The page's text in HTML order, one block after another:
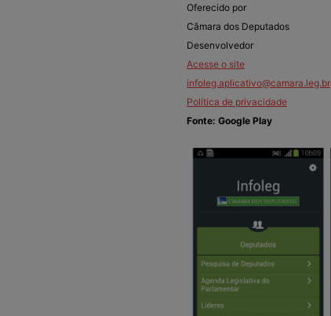
Oferecido por
Câmara dos Deputados
Desenvolvedor
Acesse o site
infoleg.aplicativo@camara.leg.br
Política de privacidade
Fonte: Google Play